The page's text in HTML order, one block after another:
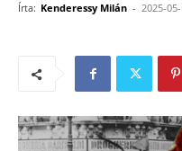
Írta: Kenderessy Milán - 2025-